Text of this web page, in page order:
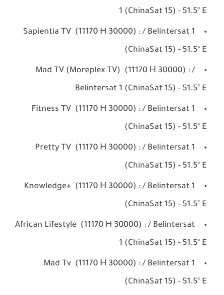
1 (ChinaSat 15) - 51.5° E
Sapientia TV (11170 Н 30000) : / Belintersat 1
(ChinaSat 15) - 51.5° E
Mad TV (Moreplex TV) (11170 Н 30000) : /
Belintersat 1 (ChinaSat 15) - 51.5° E
Fitness TV (11170 Н 30000) : / Belintersat 1
(ChinaSat 15) - 51.5° E
Pretty TV (11170 Н 30000) : / Belintersat 1
(ChinaSat 15) - 51.5° E
Knowledge+ (11170 Н 30000) : / Belintersat 1
(ChinaSat 15) - 51.5° E
African Lifestyle (11170 Н 30000) : / Belintersat
1 (ChinaSat 15) - 51.5° E
Mad Tv (11170 Н 30000) : / Belintersat 1
(ChinaSat 15) - 51.5° E